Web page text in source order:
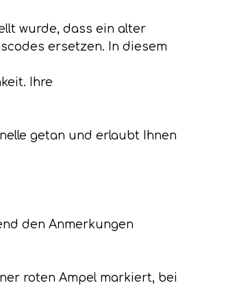
wurde, dass ein alter
ersetzen. In diesem
Ihre
getan und erlaubt Ihnen
den Anmerkungen
roten Ampel markiert, bei